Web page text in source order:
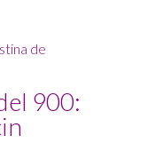
de
900: